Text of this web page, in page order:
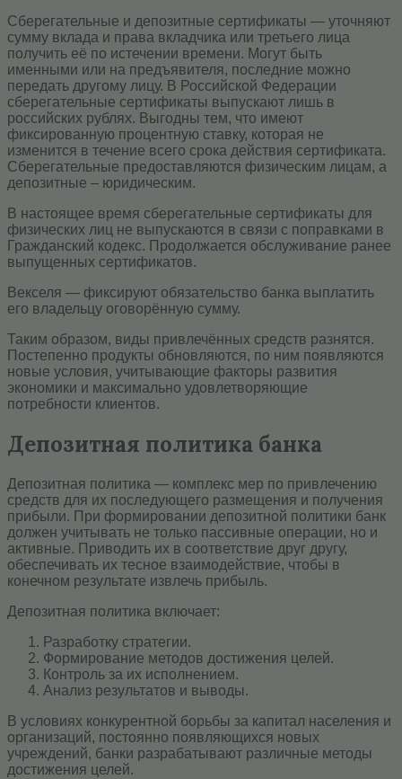
Сберегательные и депозитные сертификаты — уточняют
сумму вклада и права вкладчика или третьего лица
получить её по истечении времени. Могут быть
именными или на предъявителя, последние можно
передать другому лицу. В Российской Федерации
сберегательные сертификаты выпускают лишь в
российских рублях. Выгодны тем, что имеют
фиксированную процентную ставку, которая не
изменится в течение всего срока действия сертификата.
Сберегательные предоставляются физическим лицам, а
депозитные – юридическим.
В настоящее время сберегательные сертификаты для
физических лиц не выпускаются в связи с поправками в
Гражданский кодекс. Продолжается обслуживание ранее
выпущенных сертификатов.
Векселя — фиксируют обязательство банка выплатить
его владельцу оговорённую сумму.
Таким образом, виды привлечённых средств разнятся.
Постепенно продукты обновляются, по ним появляются
новые условия, учитывающие факторы развития
экономики и максимально удовлетворяющие
потребности клиентов.
Депозитная политика банка
Депозитная политика — комплекс мер по привлечению
средств для их последующего размещения и получения
прибыли. При формировании депозитной политики банк
должен учитывать не только пассивные операции, но и
активные. Приводить их в соответствие друг другу,
обеспечивать их тесное взаимодействие, чтобы в
конечном результате извлечь прибыль.
Депозитная политика включает:
Разработку стратегии.
Формирование методов достижения целей.
Контроль за их исполнением.
Анализ результатов и выводы.
В условиях конкурентной борьбы за капитал населения и
организаций, постоянно появляющихся новых
учреждений, банки разрабатывают различные методы
достижения целей.